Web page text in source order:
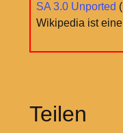
SA 3.0 Unported (
Wikipedia ist eine
Teilen